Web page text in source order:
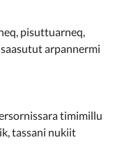
pisuttuarneq,
arpannermi
timimillu
tassani nukiit